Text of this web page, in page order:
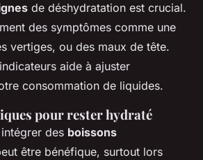
de déshydratation est crucial.
des symptômes comme une
vertiges, ou des maux de tête.
aide à ajuster
consommation de liquides.
pour rester hydraté
des boissons
être bénéfique, surtout lors